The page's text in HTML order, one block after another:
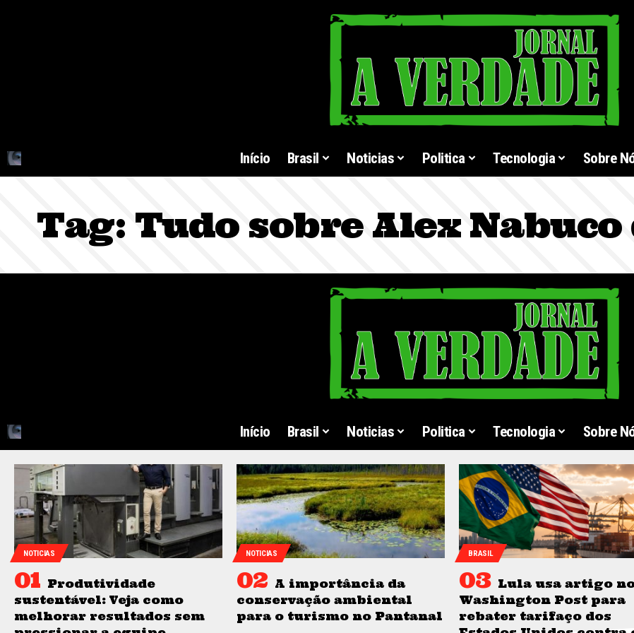
Início Brasil Noticias Politica Tecnologia Sobre
Tag: Tudo sobre Alex Nabuco
Início Brasil Noticias Politica Tecnologia Sobre
NOTICIAS
Produtividade
sustentável: Veja como
melhorar resultados sem
NOTICIAS
A importância da
conservação ambiental
para o turismo no Pantanal
BRASIL
Lula usa artigo
Washington Post para
rebater tarifaço dos